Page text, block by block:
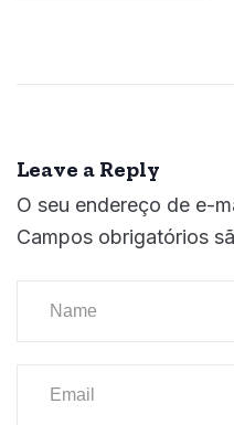
Leave a Reply
O seu endereço de e-
Campos obrigatórios